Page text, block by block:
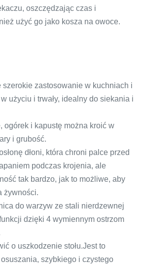
oszczędzając czas i
użyć go jako kosza na owoce.
szerokie zastosowanie w kuchniach i
użyciu i trwały, idealny do siekania i
ogórek i kapustę można kroić w
i grubość.
dłoni, która chroni palce przed
podczas krojenia, ale
tak bardzo, jak to możliwe, aby
żywności.
do warzyw ze stali nierdzewnej
dzięki 4 wymiennym ostrzom
o uszkodzenie stołu.Jest to
szybkiego i czystego